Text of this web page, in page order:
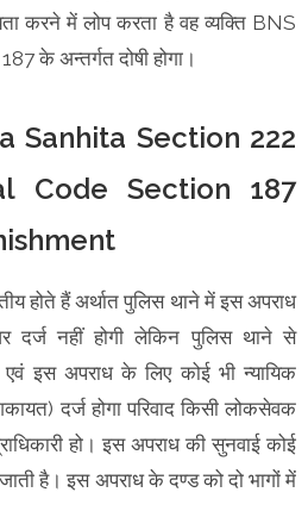
करने में लोप करता है वह व्यक्ति BNS
के अन्तर्गत दोषी होगा।
Sanhita Section 222
Code Section 187
होते हैं अर्थात पुलिस थाने में इस अपराध
नहीं होगी लेकिन पुलिस थाने से
इस अपराध के लिए कोई भी न्यायिक
दर्ज होगा परिवाद किसी लोकसेवक
हो। इस अपराध की सुनवाई कोई
जाती है। इस अपराध के दण्ड को दो भागों में